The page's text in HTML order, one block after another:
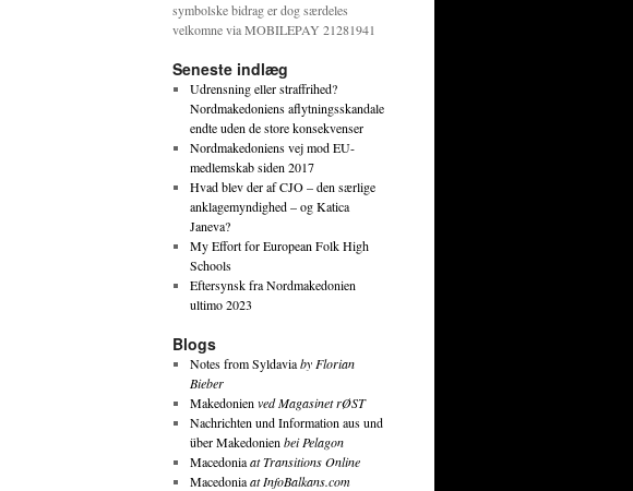
symbolske bidrag er dog særdeles
velkomne via MOBILEPAY 21281941
Seneste indlæg
Udrensning eller straffrihed?
Nordmakedoniens aflytningsskandale
endte uden de store konsekvenser
Nordmakedoniens vej mod EU-
medlemskab siden 2017
Hvad blev der af CJO – den særlige
anklagemyndighed – og Katica
Janeva?
My Effort for European Folk High
Schools
Eftersynsk fra Nordmakedonien
ultimo 2023
Blogs
Notes from Syldaviaby Florian
Bieber
Makedonien ved Magasinet rØST
Nachrichten und Information aus und
über Makedonien bei Pelagon
Macedoniaat Transitions Online
Macedoniaat InfoBalkans.com